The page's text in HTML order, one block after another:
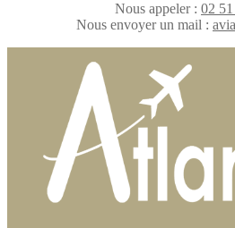
Nous appeler : 02
Nous envoyer un mail :